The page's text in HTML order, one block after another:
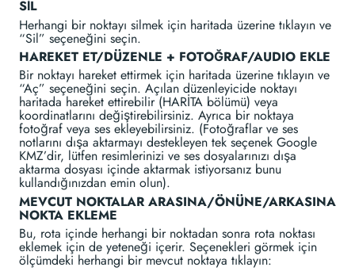
SİL
Herhangi bir noktayı silmek için haritada üzerine tıklayın ve
“Sil” seçeneğini seçin.
HAREKET ET/DÜZENLE + FOTOĞRAF/AUDIO EKLE
Bir noktayı hareket ettirmek için haritada üzerine tıklayın ve
“Aç” seçeneğini seçin. Açılan düzenleyicide noktayı
haritada hareket ettirebilir (HARİTA bölümü) veya
koordinatlarını değiştirebilirsiniz. Ayrıca bir noktaya
fotoğraf veya ses ekleyebilirsiniz. (Fotoğraflar ve ses
notlarını dışa aktarmayı destekleyen tek seçenek Google
KMZ’dir, lütfen resimlerinizi ve ses dosyalarınızı dışa
aktarma dosyası içinde aktarmak istiyorsanız bunu
kullandığınızdan emin olun).
MEVCUT NOKTALAR ARASINA/ÖNÜNE/ARKASINA
NOKTA EKLEME
Bu, rota içinde herhangi bir noktadan sonra rota noktası
eklemek için de yeteneği içerir. Seçenekleri görmek için
ölçümdeki herhangi bir mevcut noktaya tıklayın: